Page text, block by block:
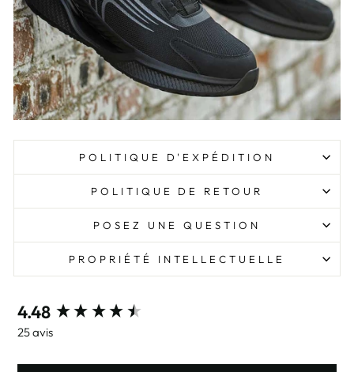
POLITIQUE D'EXPÉDITION
POLITIQUE DE RETOUR
POSEZ UNE QUESTION
PROPRIÉTÉ INTELLECTUELLE
4.48
25 avis
New content loaded